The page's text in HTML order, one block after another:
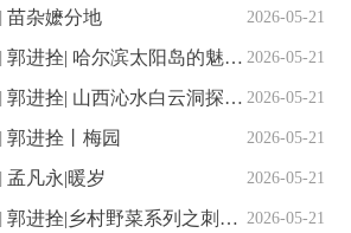
苗杂嬷分地 2026-05-21
郭进拴| 哈尔滨太阳岛的魅… 2026-05-21
郭进拴| 山西沁水白云洞探… 2026-05-21
郭进拴丨梅园 2026-05-21
孟凡永|暖岁 2026-05-21
郭进拴|乡村野菜系列之刺… 2026-05-21